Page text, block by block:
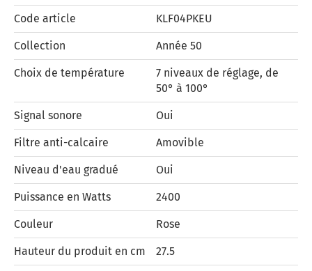
Code article KLF04PKEU
Collection Année 50
Choix de température
7 niveaux de réglage, de
50° à 100°
Signal sonore Oui
Filtre anti-calcaire Amovible
Niveau d'eau gradué Oui
Puissance en Watts 2400
Couleur Rose
Hauteur du produit en cm 27.5